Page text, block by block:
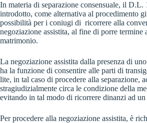
In materia di separazione consensuale, il D.L.
introdotto, come alternativa al procedimento
possibilità per i coniugi di ricorrere alla
negoziazione assistita, al fine di porre termine
matrimonio.
La negoziazione assistita dalla presenza di
ha la funzione di consentire alle parti di
lite, in tal caso di procedere alla separazione,
stragiudizialmente circa le condizione della
evitando in tal modo di ricorrere dinanzi ad
Per procedere alla negoziazione assistita, è